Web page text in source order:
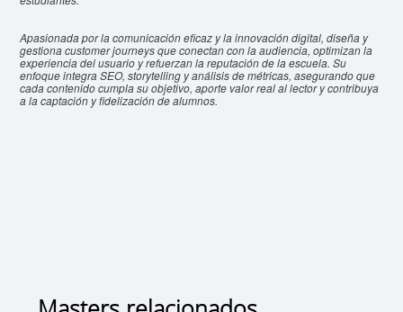
Apasionada por la comunicación eficaz y la innovación digital, diseña y
gestiona customer journeys que conectan con la audiencia, optimizan la
experiencia del usuario y refuerzan la reputación de la escuela. Su
enfoque integra SEO, storytelling y análisis de métricas, asegurando que
cada contenido cumpla su objetivo, aporte valor real al lector y contribuya
a la captación y fidelización de alumnos.